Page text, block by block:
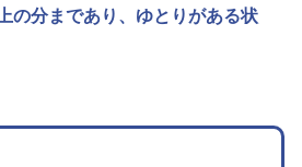
の分まであり、ゆとりがある状